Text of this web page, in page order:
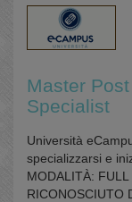
Master
Specialist
Università
specializzarsi e
MODALITÀ:
RICONOSCIUTO